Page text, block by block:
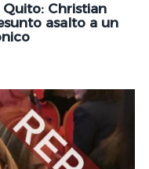
Christian
asalto a un